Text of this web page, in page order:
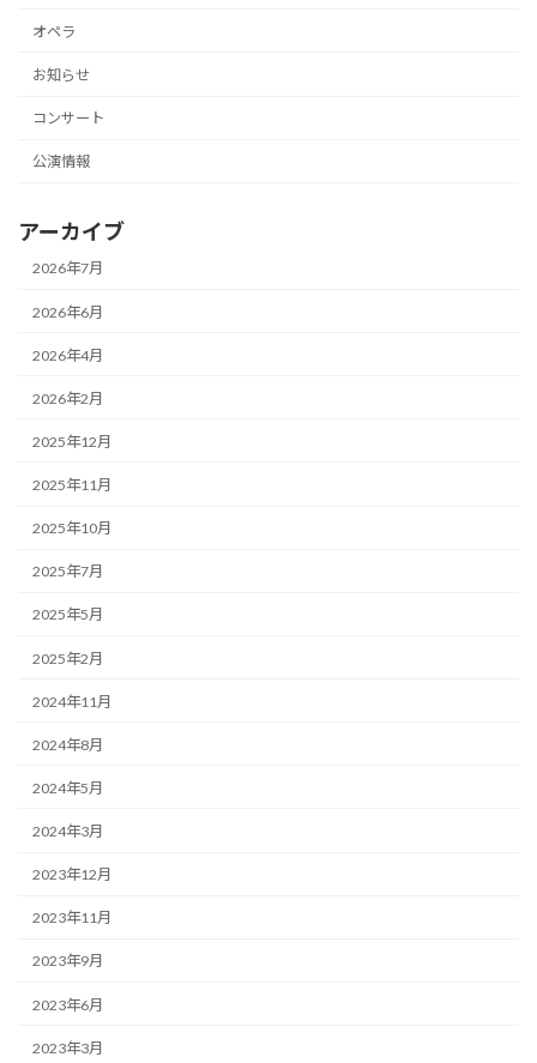
オペラ
お知らせ
コンサート
公演情報
アーカイブ
2026年7月
2026年6月
2026年4月
2026年2月
2025年12月
2025年11月
2025年10月
2025年7月
2025年5月
2025年2月
2024年11月
2024年8月
2024年5月
2024年3月
2023年12月
2023年11月
2023年9月
2023年6月
2023年3月